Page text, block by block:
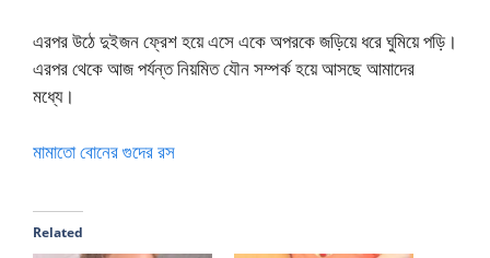
এরপর উঠে দুইজন ফ্রেশ হয়ে এসে একে অপরকে জড়িয়ে ধরে ঘুমিয়ে পড়ি।
এরপর থেকে আজ পর্যন্ত নিয়মিত যৌন সম্পর্ক হয়ে আসছে আমাদের
মধ্যে।
মামাতো বোনের গুদের রস
Related